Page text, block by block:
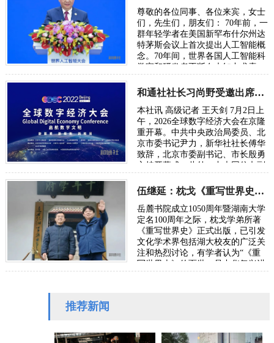
尊敬的各位同事、各位来宾，女士
们，先生们，朋友们： 70年前，一
群年轻学者在美国新罕布什尔州达
特茅斯会议上首次提出人工智能概
念。70年间，世界各国人工智能科
学家和研发者不断在未知中求索、
年后，…
和通社社长习尚野受邀出席2026年全球数字经济大会
本社讯 高级记者 王天剑 7月2日上
午，2026全球数字经济大会在京隆
重开幕。中共中央政治局委员、北
京市委书记尹力，新华社社长傅华
致辞，北京市委副书记、市长殷勇
主持开幕式。此外，中央网信办副
国家发…
伍继延：枕戈《重写世界史》献礼湖大百周年校庆
岳麓书院成立1050周年暨湖南大学
定名100周年之际，枕戈学弟所著
《重写世界史》正式出版，已引发
文化学术界包括湖大校友的广泛关
注和热烈讨论，有学者认为“《重
写世界史》的面世，是中华复兴进
推荐新闻